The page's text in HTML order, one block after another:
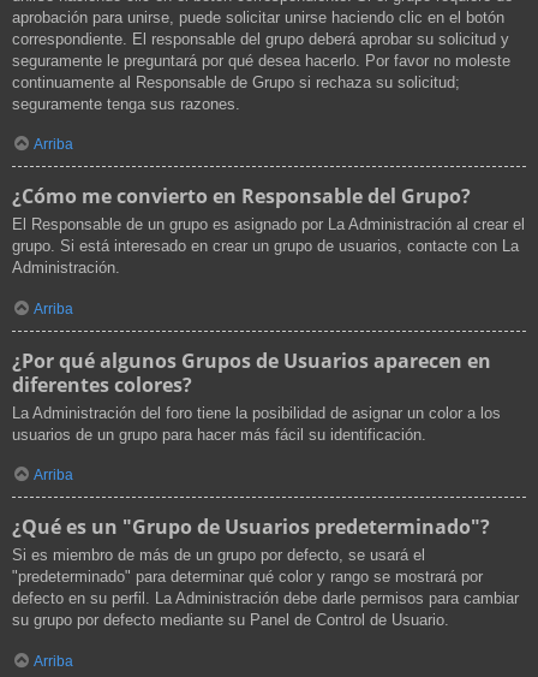
aprobación para unirse, puede solicitar unirse haciendo clic en el botón
correspondiente. El responsable del grupo deberá aprobar su solicitud y
seguramente le preguntará por qué desea hacerlo. Por favor no moleste
continuamente al Responsable de Grupo si rechaza su solicitud;
seguramente tenga sus razones.
Arriba
¿Cómo me convierto en Responsable del Grupo?
El Responsable de un grupo es asignado por La Administración al crear el
grupo. Si está interesado en crear un grupo de usuarios, contacte con La
Administración.
Arriba
¿Por qué algunos Grupos de Usuarios aparecen en
diferentes colores?
La Administración del foro tiene la posibilidad de asignar un color a los
usuarios de un grupo para hacer más fácil su identificación.
Arriba
¿Qué es un "Grupo de Usuarios predeterminado"?
Si es miembro de más de un grupo por defecto, se usará el
"predeterminado" para determinar qué color y rango se mostrará por
defecto en su perfil. La Administración debe darle permisos para cambiar
su grupo por defecto mediante su Panel de Control de Usuario.
Arriba